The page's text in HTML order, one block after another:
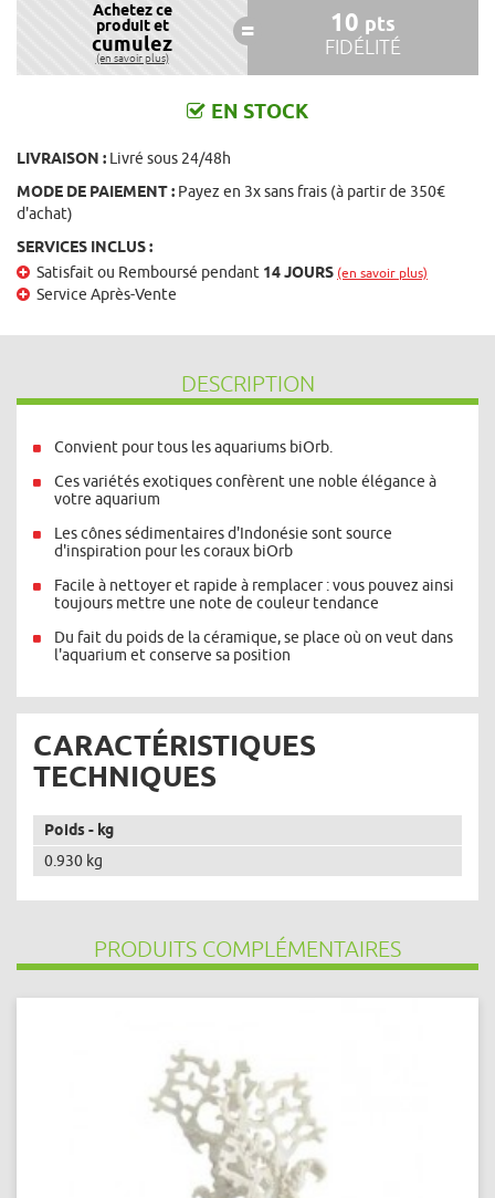
Achetez ce
produit et
cumulez
(en savoir plus)
10 pts
FIDÉLITÉ
EN STOCK
LIVRAISON : Livré sous 24/48h
MODE DE PAIEMENT : Payez en 3x sans frais (à partir de 350€
d'achat)
SERVICES INCLUS :
Satisfait ou Remboursé pendant 14 JOURS (en savoir plus)
Service Après-Vente
DESCRIPTION
Convient pour tous les aquariums biOrb.
Ces variétés exotiques confèrent une noble élégance à
votre aquarium
Les cônes sédimentaires d'Indonésie sont source
d'inspiration pour les coraux biOrb
Facile à nettoyer et rapide à remplacer : vous pouvez ainsi
toujours mettre une note de couleur tendance
Du fait du poids de la céramique, se place où on veut dans
l'aquarium et conserve sa position
CARACTÉRISTIQUES
TECHNIQUES
Poids - kg
0.930 kg
PRODUITS COMPLÉMENTAIRES